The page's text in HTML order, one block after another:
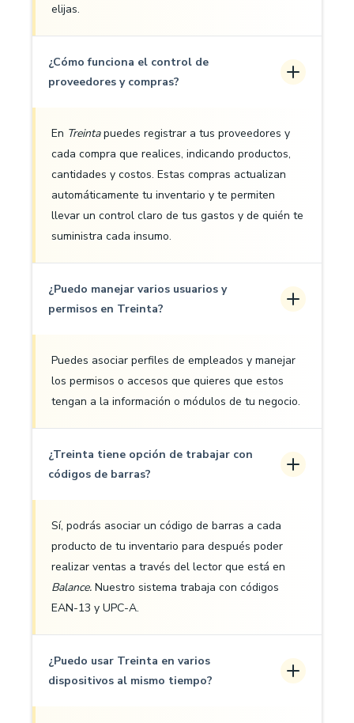
elijas.
¿Cómo funciona el control de
proveedores y compras?
En Treintapuedes registrar a tus proveedores y
cada compra que realices, indicando productos,
cantidades y costos. Estas compras actualizan
automáticamente tu inventario y te permiten
llevar un control claro de tus gastos y de quién te
suministra cada insumo.
¿Puedo manejar varios usuarios y
permisos en Treinta?
Puedes asociar perfiles de empleados y manejar
los permisos o accesos que quieres que estos
tengan a la información o módulos de tu negocio.
¿Treinta tiene opción de trabajar con
códigos de barras?
Sí, podrás asociar un código de barras a cada
producto de tu inventario para después poder
realizar ventas a través del lector que está en
Balance.Nuestro sistema trabaja con códigos
EAN-13 y UPC-A.
¿Puedo usar Treinta en varios
dispositivos al mismo tiempo?